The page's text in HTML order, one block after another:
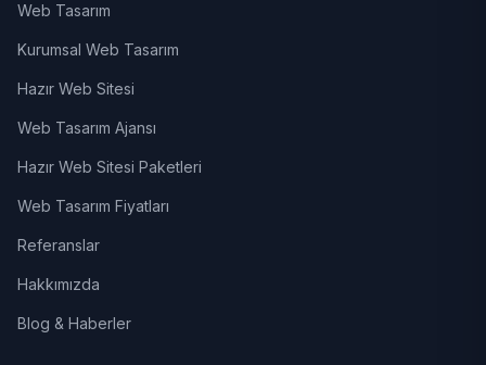
Web Tasarım
Kurumsal Web Tasarım
Hazır Web Sitesi
Web Tasarım Ajansı
Hazır Web Sitesi Paketleri
Web Tasarım Fiyatları
Referanslar
Hakkımızda
Blog & Haberler